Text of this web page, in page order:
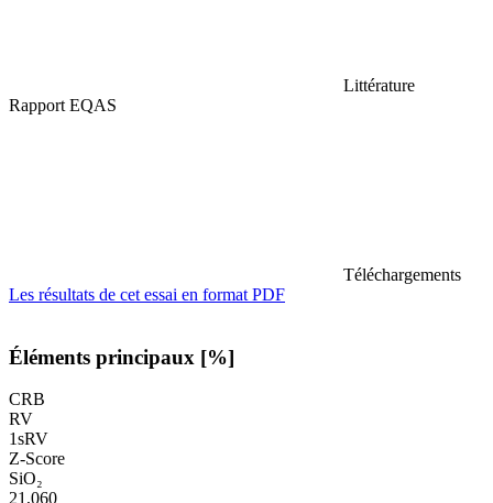
Littérature
Rapport EQAS
Téléchargements
Les résultats de cet essai en format PDF
Éléments principaux [%]
CRB
RV
1sRV
Z-Score
SiO₂
21,060